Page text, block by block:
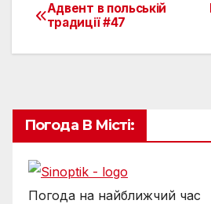
Навігація
записів
Адвент в польській
традиції #47
Погода В Місті:
Погода на найближчий час